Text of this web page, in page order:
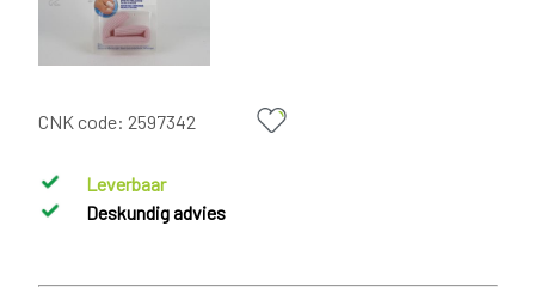
CNK code: 2597342
Leverbaar
Deskundig advies